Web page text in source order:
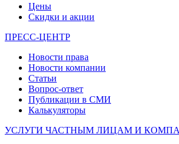
Цены
Скидки и акции
ПРЕСС-ЦЕНТР
Новости права
Новости компании
Статьи
Вопрос-ответ
Публикации в СМИ
Калькуляторы
УСЛУГИ ЧАСТНЫМ ЛИЦАМ И